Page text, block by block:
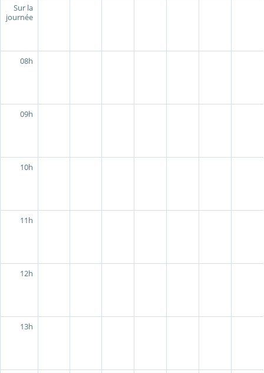
Sur la
journée
08h
09h
10h
11h
12h
13h